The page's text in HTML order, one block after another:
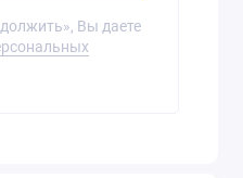
Вы даете